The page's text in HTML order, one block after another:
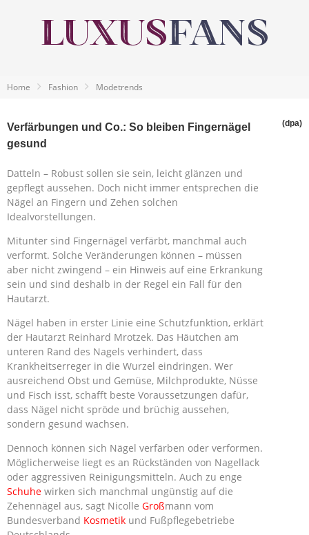
Home Fashion Modetrends
Verfärbungen und Co.: So bleiben Fingernägel
gesund
(dpa)
Datteln – Robust sollen sie sein, leicht glänzen und
gepflegt aussehen. Doch nicht immer entsprechen die
Nägel an Fingern und Zehen solchen
Idealvorstellungen.
Mitunter sind Fingernägel verfärbt, manchmal auch
verformt. Solche Veränderungen können – müssen
aber nicht zwingend – ein Hinweis auf eine Erkrankung
sein und sind deshalb in der Regel ein Fall für den
Hautarzt.
Nägel haben in erster Linie eine Schutzfunktion, erklärt
der Hautarzt Reinhard Mrotzek. Das Häutchen am
unteren Rand des Nagels verhindert, dass
Krankheitserreger in die Wurzel eindringen. Wer
ausreichend Obst und Gemüse, Milchprodukte, Nüsse
und Fisch isst, schafft beste Voraussetzungen dafür,
dass Nägel nicht spröde und brüchig aussehen,
sondern gesund wachsen.
Dennoch können sich Nägel verfärben oder verformen.
Möglicherweise liegt es an Rückständen von Nagellack
oder aggressiven Reinigungsmitteln. Auch zu enge
Schuhe wirken sich manchmal ungünstig auf die
Zehennägel aus, sagt Nicolle Großmann vom
Bundesverband Kosmetik und Fußpflegebetriebe